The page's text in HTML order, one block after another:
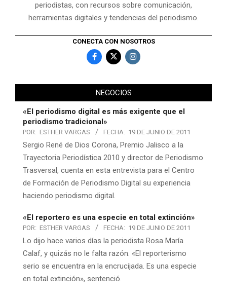
periodistas, con recursos sobre comunicación,
herramientas digitales y tendencias del periodismo.
CONECTA CON NOSOTROS
NEGOCIOS
«El periodismo digital es más exigente que el
periodismo tradicional»
POR: ESTHER VARGAS FECHA: 19 DE JUNIO DE 2011
Sergio René de Dios Corona, Premio Jalisco a la
Trayectoria Periodística 2010 y director de Periodismo
Trasversal, cuenta en esta entrevista para el Centro
de Formación de Periodismo Digital su experiencia
haciendo periodismo digital.
«El reportero es una especie en total extinción»
POR: ESTHER VARGAS FECHA: 19 DE JUNIO DE 2011
Lo dijo hace varios días la periodista Rosa María
Calaf, y quizás no le falta razón. «El reporterismo
serio se encuentra en la encrucijada. Es una especie
en total extinción», sentenció.